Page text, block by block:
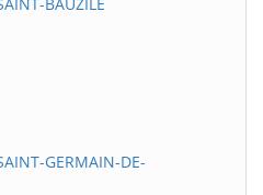
GERMAIN-DE-